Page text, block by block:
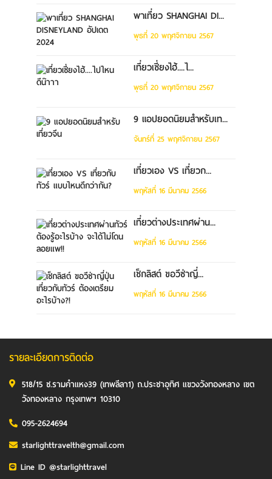
พาเที่ยว SHANGHAI DI...
พุธที่ 20 พฤศจิกายน 2567
เที่ยวเซี่ยงไฮ้....ไ...
พุธที่ 20 พฤศจิกายน 2567
9 แอปยอดนิยมสำหรับเท...
จันทร์ที่ 25 พฤศจิกายน 2567
เที่ยวเอง VS เที่ยวก...
พฤหัสที่ 16 มีนาคม 2566
เที่ยวต่างประเทศผ่าน...
พฤหัสที่ 16 มีนาคม 2566
เช็กลิสต์ ขอวีซ่าญี่...
พฤหัสที่ 16 มีนาคม 2566
รายละเอียดการติดต่อ
518/15 ซ.รามคำแหง39 (เทพลีลา1) ถ.ประชาอุทิศ แขวงวังทองหลาง เขต
วังทองหลาง กรุงเทพฯ 10310
095-2624694
starlighttravelth@gmail.com
Line ID @starlighttravel